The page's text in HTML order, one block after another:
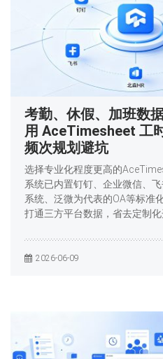
考勤、休假、加班数
用 AceTimesheet 工
频次规划避坑
选择专业化程度更高的
系统已内置钉钉、企业微信、
系统、泛微为代表的OA等标准
打通三方平台数据，省去定制化
2026-06-09